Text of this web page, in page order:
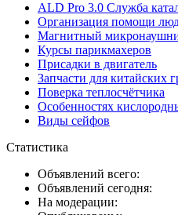
ALD Pro 3.0 Служба
Организация помощи
Магнитный
Курсы парикмахеров
Присадки в двигатель
Запчасти для китайских
Поверка теплосчётчика
Особенностях
Виды сейфов
Статистика
Объявлений всего:
Объявлений сегодня:
На модерации: